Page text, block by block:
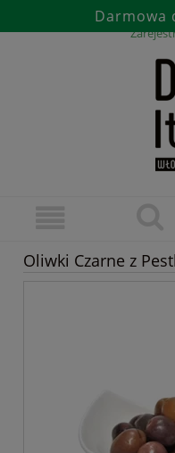
Darmowa
Oliwki Czarne z